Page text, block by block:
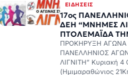
ΠΤΟΛΕΜΑΪΔΑ
ΠΡΟΚΗΡΥΞΗ ΑΓΩΝΑ
ΠΑΝΕΛΛΗΝΙΟΣ
ΛΙΓΝΙΤΗ” Κυριακή 4
(Ημιμαραθώνιος
Από το 2009 ο
7 Αυγ 16:59